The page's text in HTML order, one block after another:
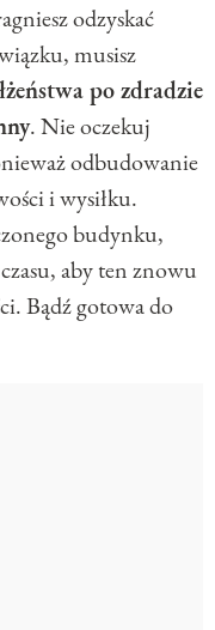
odzyskać
musisz
po zdradzie
. Nie oczekuj
odbudowanie
i wysiłku.
budynku,
aby ten znowu
Bądź gotowa do